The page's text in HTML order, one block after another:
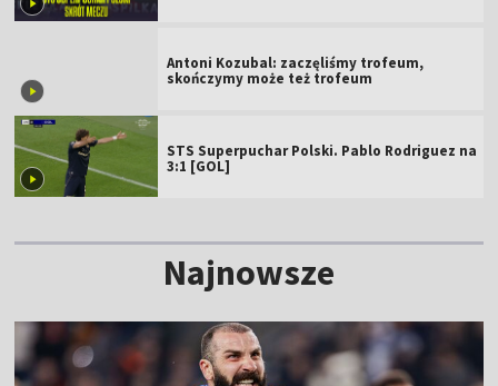
Antoni Kozubal: zaczęliśmy trofeum,
skończymy może też trofeum
STS Superpuchar Polski. Pablo Rodriguez na
3:1 [GOL]
Najnowsze